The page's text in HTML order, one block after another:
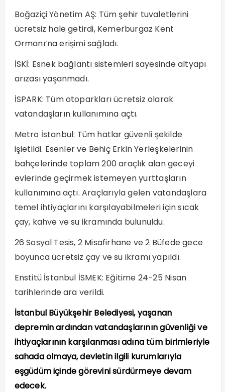
Boğaziçi Yönetim AŞ: Tüm şehir tuvaletlerini
ücretsiz hale getirdi, Kemerburgaz Kent
Ormanı’na erişimi sağladı.
İSKİ: Esnek bağlantı sistemleri sayesinde altyapı
arızası yaşanmadı.
İSPARK: Tüm otoparkları ücretsiz olarak
vatandaşların kullanımına açtı.
Metro İstanbul: Tüm hatlar güvenli şekilde
işletildi. Esenler ve Behiç Erkin Yerleşkelerinin
bahçelerinde toplam 200 araçlık alan geceyi
evlerinde geçirmek istemeyen yurttaşların
kullanımına açtı. Araçlarıyla gelen vatandaşlara
temel ihtiyaçlarını karşılayabilmeleri için sıcak
çay, kahve ve su ikramında bulunuldu.
26 Sosyal Tesis, 2 Misafirhane ve 2 Büfede gece
boyunca ücretsiz çay ve su ikramı yapıldı.
Enstitü İstanbul İSMEK: Eğitime 24-25 Nisan
tarihlerinde ara verildi.
İstanbul Büyükşehir Belediyesi, yaşanan
depremin ardından vatandaşlarının güvenliği ve
ihtiyaçlarının karşılanması adına tüm birimleriyle
sahada olmaya, devletin ilgili kurumlarıyla
eşgüdüm içinde görevini sürdürmeye devam
edecek.